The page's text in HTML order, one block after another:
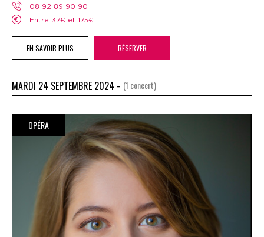
08 92 89 90 90
Entre 37€ et 175€
EN SAVOIR PLUS RÉSERVER
MARDI 24 SEPTEMBRE 2024 - (1 concert)
OPÉRA